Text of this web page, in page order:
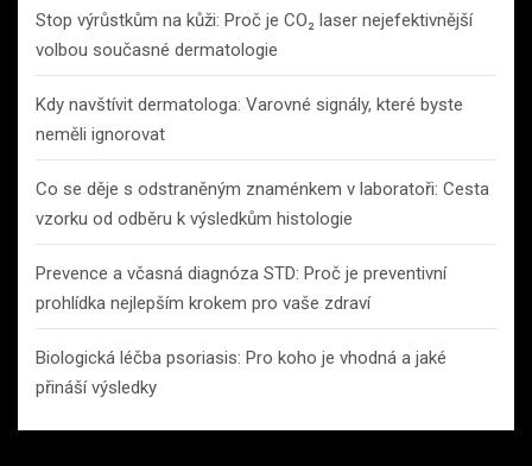
Stop výrůstkům na kůži: Proč je CO₂ laser nejefektivnější
volbou současné dermatologie
Kdy navštívit dermatologa: Varovné signály, které byste
neměli ignorovat
Co se děje s odstraněným znaménkem v laboratoři: Cesta
vzorku od odběru k výsledkům histologie
Prevence a včasná diagnóza STD: Proč je preventivní
prohlídka nejlepším krokem pro vaše zdraví
Biologická léčba psoriasis: Pro koho je vhodná a jaké
přináší výsledky